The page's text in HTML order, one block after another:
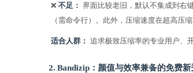
❌ 不足：
界面比较老旧，默认不集成到右
（需命令行）。此外，压缩速度在超高压缩
适合人群： 追求极致压缩率的专业用户、
2. Bandizip：颜值与效率兼备的免费新